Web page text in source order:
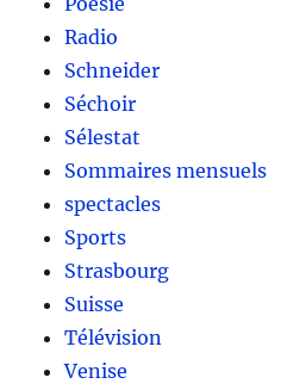
Radio
Schneider
Séchoir
Sélestat
Sommaires mensuels
spectacles
Sports
Strasbourg
Suisse
Télévision
Venise